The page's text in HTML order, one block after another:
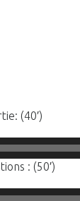
(40′)
: (50′)